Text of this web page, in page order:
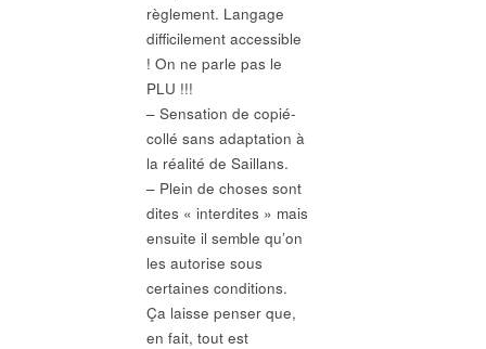
règlement. Langage
difficilement accessible
! On ne parle pas le
PLU !!!
– Sensation de copié-
collé sans adaptation à
la réalité de Saillans.
– Plein de choses sont
dites « interdites » mais
ensuite il semble qu’on
les autorise sous
certaines conditions.
Ça laisse penser que,
en fait, tout est